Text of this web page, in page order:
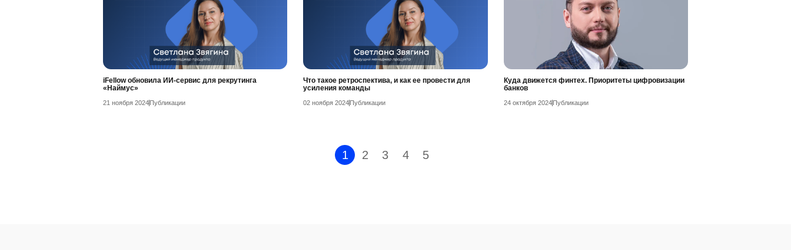
iFellow обновила ИИ-сервис для рекрутинга
«Наймус»
21 ноября 2024Публикации
Что такое ретроспектива, и как ее провести для
усиления команды
02 ноября 2024Публикации
Куда движется финтех. Приоритеты цифровизации
банков
24 октября 2024Публикации
1 2 3 4 5